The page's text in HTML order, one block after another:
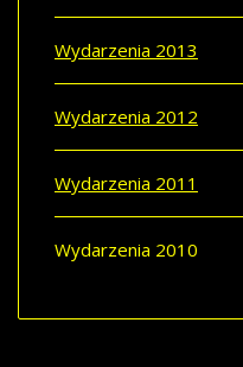
Wydarzenia 2013
Wydarzenia 2012
Wydarzenia 2011
Wydarzenia 2010